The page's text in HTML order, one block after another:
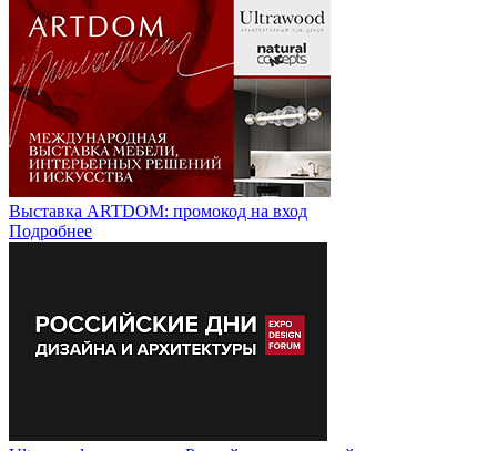
Выставка ARTDOM: промокод на вход
Подробнее